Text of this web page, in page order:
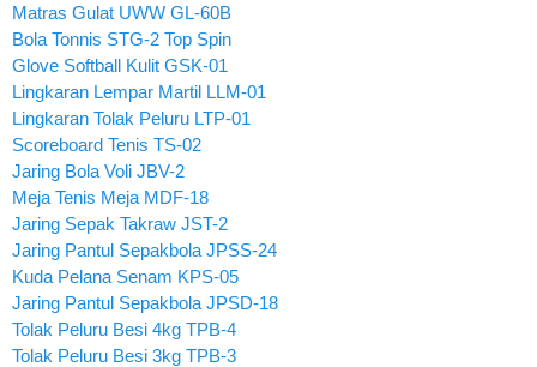
Matras Gulat UWW GL-60B
Bola Tonnis STG-2 Top Spin
Glove Softball Kulit GSK-01
Lingkaran Lempar Martil LLM-01
Lingkaran Tolak Peluru LTP-01
Scoreboard Tenis TS-02
Jaring Bola Voli JBV-2
Meja Tenis Meja MDF-18
Jaring Sepak Takraw JST-2
Jaring Pantul Sepakbola JPSS-24
Kuda Pelana Senam KPS-05
Jaring Pantul Sepakbola JPSD-18
Tolak Peluru Besi 4kg TPB-4
Tolak Peluru Besi 3kg TPB-3